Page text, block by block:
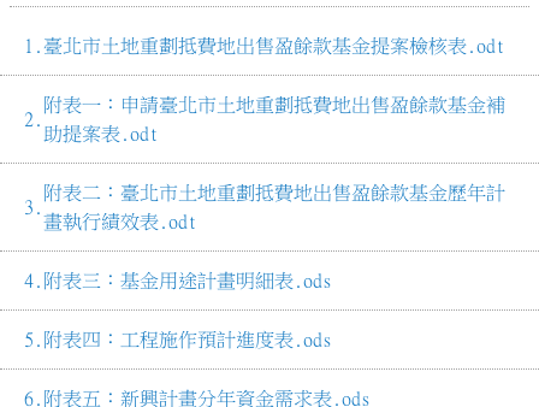
臺北市土地重劃抵費地出售盈餘款基金提案檢核表.odt
附表一：申請臺北市土地重劃抵費地出售盈餘款基金補
助提案表.odt
附表二：臺北市土地重劃抵費地出售盈餘款基金歷年計
畫執行績效表.odt
附表三：基金用途計畫明細表.ods
附表四：工程施作預計進度表.ods
附表五：新興計畫分年資金需求表.ods